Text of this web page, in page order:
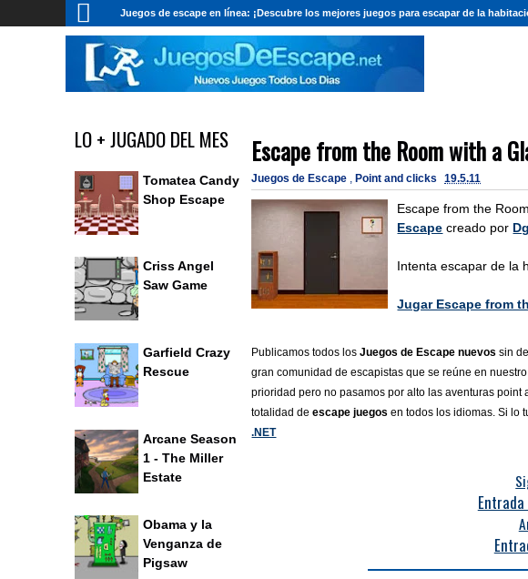
Juegos de escape en línea: ¡Descubre los mejores juegos para escapar de la
Escape from the Room with a
Juegos de Escape , Point and clicks 19.5.11
Escape from the
Escape creado por
Intenta escapar de la
Jugar Escape from
Publicamos todos losJuegos de Escape nuevos sin
gran comunidad de escapistas que se reúne en
prioridad pero no pasamos por alto las aventuras
totalidad deescape juegos en todos los idiomas. Si lo
.NET
LO + JUGADO DEL MES
Tomatea Candy
Shop Escape
Criss Angel
Saw Game
Garfield Crazy
Rescue
Arcane Season
1 - The Miller
Estate
Obama y la
Venganza de
Pigsaw